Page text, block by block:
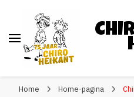
Home Home-pagina